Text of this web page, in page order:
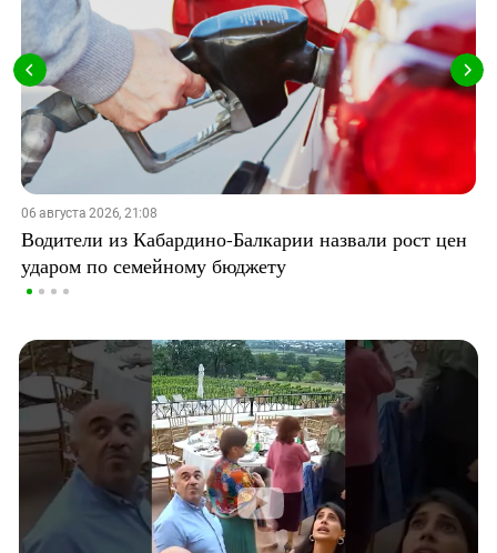
06 августа 2026, 21:08
Водители из Кабардино-Балкарии назвали рост цен
ударом по семейному бюджету